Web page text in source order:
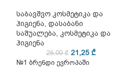
საბავშვო კოსმეტიკა და
ჰიგიენა, დასაბანი
საშუალება, კოსმეტიკა და
ჰიგიენა
25,00₾ 21,25 ₾
№1 ბრენდი ევროპაში